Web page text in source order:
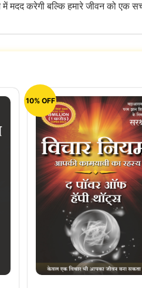
करेगी बल्कि हमारे जीवन को एक
10% OFF